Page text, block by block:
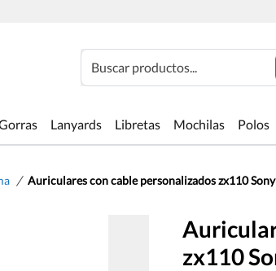
Buscar productos...
Lanyards Libretas Mochilas Polos
/ Auriculares con cable personalizados zx110 Sony
zx110